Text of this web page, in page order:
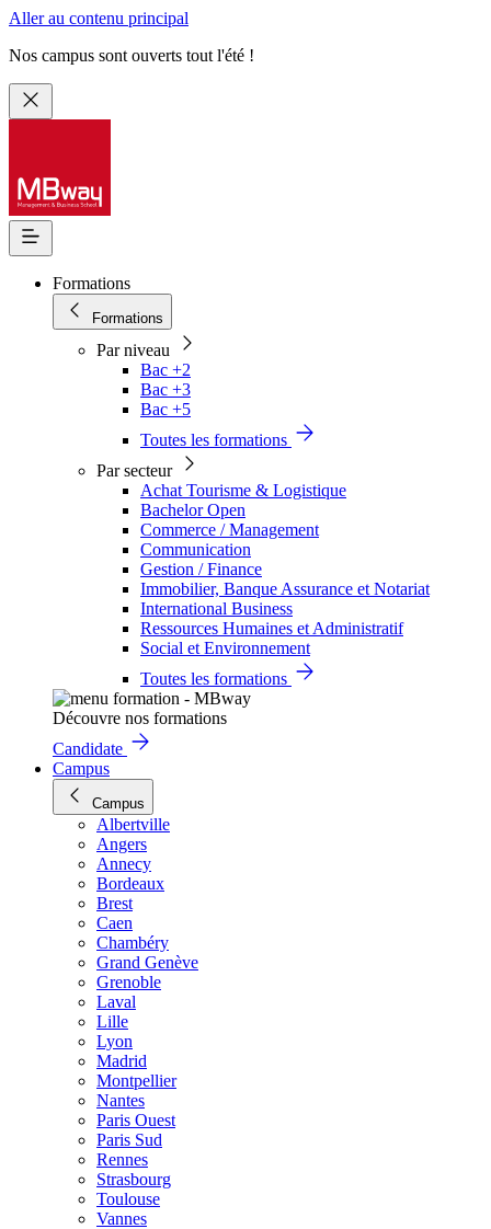
Aller au contenu principal
Nos campus sont ouverts tout l'été !
Formations
Formations
Par niveau
Bac +2
Bac +3
Bac +5
Toutes les formations
Par secteur
Achat Tourisme & Logistique
Bachelor Open
Commerce / Management
Communication
Gestion / Finance
Immobilier, Banque Assurance et Notariat
International Business
Ressources Humaines et Administratif
Social et Environnement
Toutes les formations
Découvre nos formations
Candidate
Campus
Campus
Albertville
Angers
Annecy
Bordeaux
Brest
Caen
Chambéry
Grand Genève
Grenoble
Laval
Lille
Lyon
Madrid
Montpellier
Nantes
Paris Ouest
Paris Sud
Rennes
Strasbourg
Toulouse
Vannes